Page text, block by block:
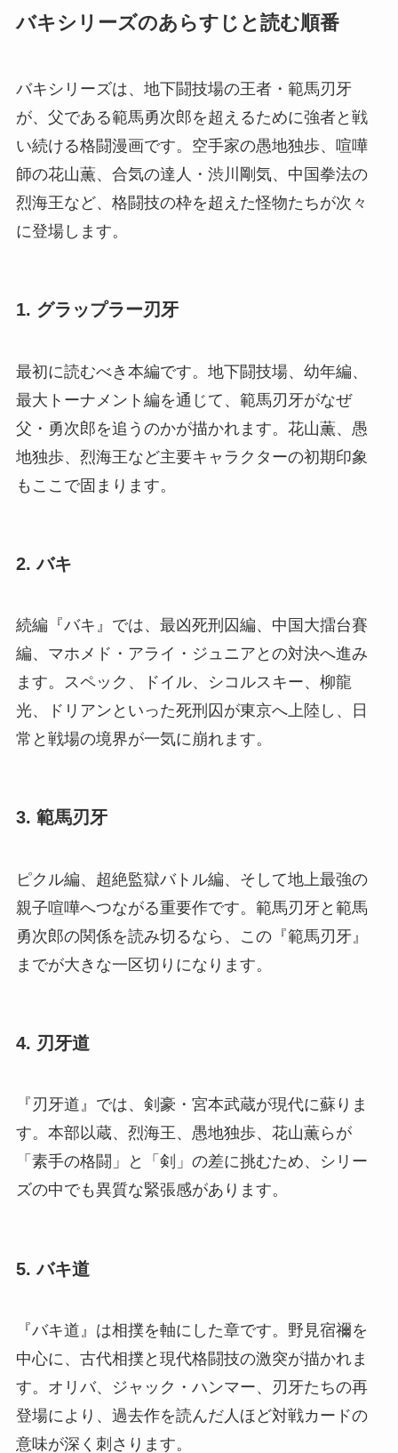
バキシリーズのあらすじと読む順番
バキシリーズは、地下闘技場の王者・範馬刃牙
が、父である範馬勇次郎を超えるために強者と戦
い続ける格闘漫画です。空手家の愚地独歩、喧嘩
師の花山薫、合気の達人・渋川剛気、中国拳法の
烈海王など、格闘技の枠を超えた怪物たちが次々
に登場します。
1. グラップラー刃牙
最初に読むべき本編です。地下闘技場、幼年編、
最大トーナメント編を通じて、範馬刃牙がなぜ
父・勇次郎を追うのかが描かれます。花山薫、愚
地独歩、烈海王など主要キャラクターの初期印象
もここで固まります。
2. バキ
続編『バキ』では、最凶死刑囚編、中国大擂台賽
編、マホメド・アライ・ジュニアとの対決へ進み
ます。スペック、ドイル、シコルスキー、柳龍
光、ドリアンといった死刑囚が東京へ上陸し、日
常と戦場の境界が一気に崩れます。
3. 範馬刃牙
ピクル編、超絶監獄バトル編、そして地上最強の
親子喧嘩へつながる重要作です。範馬刃牙と範馬
勇次郎の関係を読み切るなら、この『範馬刃牙』
までが大きな一区切りになります。
4. 刃牙道
『刃牙道』では、剣豪・宮本武蔵が現代に蘇りま
す。本部以蔵、烈海王、愚地独歩、花山薫らが
「素手の格闘」と「剣」の差に挑むため、シリー
ズの中でも異質な緊張感があります。
5. バキ道
『バキ道』は相撲を軸にした章です。野見宿禰を
中心に、古代相撲と現代格闘技の激突が描かれま
す。オリバ、ジャック・ハンマー、刃牙たちの再
登場により、過去作を読んだ人ほど対戦カードの
意味が深く刺さります。